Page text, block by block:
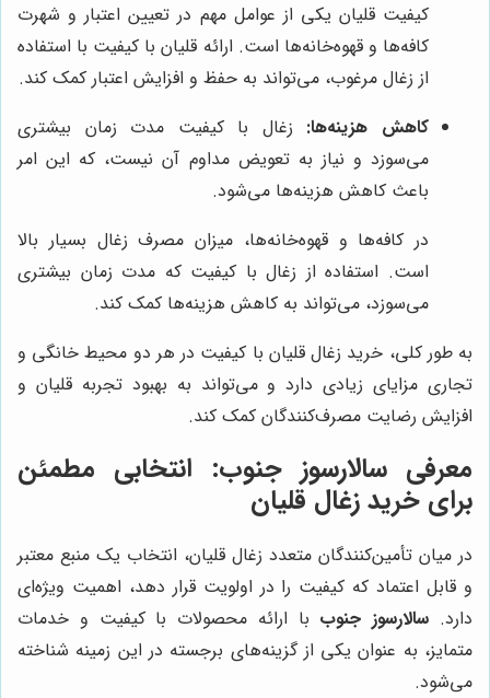
کیفیت قلیان یکی از عوامل مهم در تعیین اعتبار و شهرت
کافه‌ها و قهوه‌خانه‌ها است. ارائه قلیان با کیفیت با استفاده
از زغال مرغوب، می‌تواند به حفظ و افزایش اعتبار کمک کند.
کاهش هزینه‌ها: زغال با کیفیت مدت زمان بیشتری
می‌سوزد و نیاز به تعویض مداوم آن نیست، که این امر
باعث کاهش هزینه‌ها می‌شود.
در کافه‌ها و قهوه‌خانه‌ها، میزان مصرف زغال بسیار بالا
است. استفاده از زغال با کیفیت که مدت زمان بیشتری
می‌سوزد، می‌تواند به کاهش هزینه‌ها کمک کند.
به طور کلی، خرید زغال قلیان با کیفیت در هر دو محیط خانگی و
تجاری مزایای زیادی دارد و می‌تواند به بهبود تجربه قلیان و
افزایش رضایت مصرف‌کنندگان کمک کند.
معرفی سالارسوز جنوب: انتخابی مطمئن
برای خرید زغال قلیان
در میان تأمین‌کنندگان متعدد زغال قلیان، انتخاب یک منبع معتبر
و قابل اعتماد که کیفیت را در اولویت قرار دهد، اهمیت ویژه‌ای
دارد. سالارسوز جنوب با ارائه محصولات با کیفیت و خدمات
متمایز، به عنوان یکی از گزینه‌های برجسته در این زمینه شناخته
می‌شود.